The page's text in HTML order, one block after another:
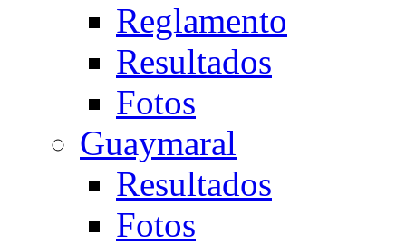
Reglamento
Resultados
Fotos
Guaymaral
Resultados
Fotos